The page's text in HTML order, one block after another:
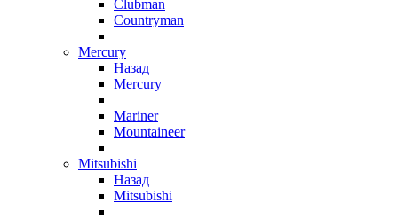
Clubman
Countryman
Mercury
Назад
Mercury
Mariner
Mountaineer
Mitsubishi
Назад
Mitsubishi